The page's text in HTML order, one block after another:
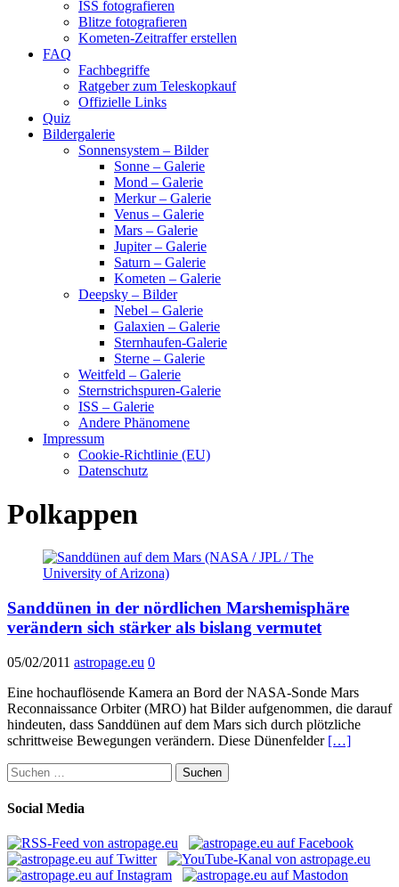
ISS fotografieren
Blitze fotografieren
Kometen-Zeitraffer erstellen
FAQ
Fachbegriffe
Ratgeber zum Teleskopkauf
Offizielle Links
Quiz
Bildergalerie
Sonnensystem – Bilder
Sonne – Galerie
Mond – Galerie
Merkur – Galerie
Venus – Galerie
Mars – Galerie
Jupiter – Galerie
Saturn – Galerie
Kometen – Galerie
Deepsky – Bilder
Nebel – Galerie
Galaxien – Galerie
Sternhaufen-Galerie
Sterne – Galerie
Weitfeld – Galerie
Sternstrichspuren-Galerie
ISS – Galerie
Andere Phänomene
Impressum
Cookie-Richtlinie (EU)
Datenschutz
Polkappen
Sanddünen in der nördlichen Marshemisphäre
verändern sich stärker als bislang vermutet
05/02/2011 astropage.eu 0
Eine hochauflösende Kamera an Bord der NASA-Sonde Mars
Reconnaissance Orbiter (MRO) hat Bilder aufgenommen, die darauf
hindeuten, dass Sanddünen auf dem Mars sich durch plötzliche
schrittweise Bewegungen verändern. Diese Dünenfelder […]
Suchen
nach:
Social Media